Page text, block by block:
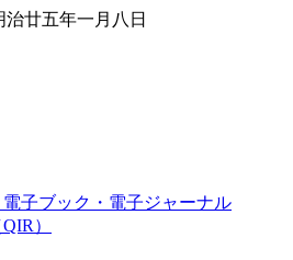
治廿五年一月八日
子ブック・電子ジャーナル
）